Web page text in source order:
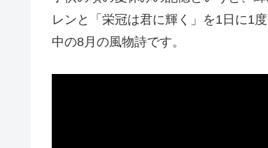
レンと「栄冠は君に輝く」を1日に1
中の8月の風物詩です。